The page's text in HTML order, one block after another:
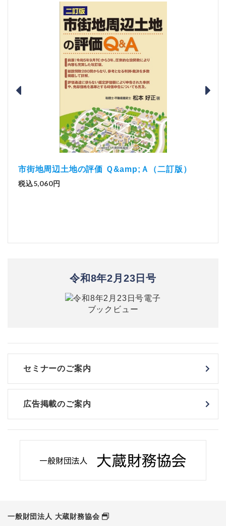
解説とQ&amp;Aでわかる 電子帳簿等保存制度の
実務（改訂版）
令和8年2月23日号
セミナーのご案内
広告掲載のご案内
一般財団法人 大蔵財務協会